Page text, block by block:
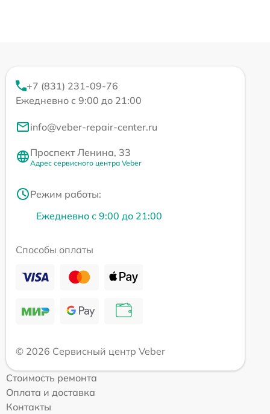
+7 (831) 231-09-76
Ежедневно с 9:00 до 21:00
info@veber-repair-center.ru
Проспект Ленина, 33
Адрес сервисного центра Veber
Режим работы:
Ежедневно с 9:00 до 21:00
Способы оплаты
© 2026 Сервисный центр Veber
Стоимость ремонта
Оплата и доставка
Контакты